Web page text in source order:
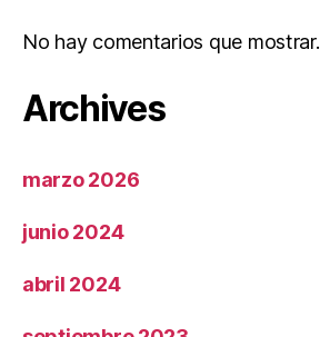
No hay comentarios que mostrar.
Archives
marzo 2026
junio 2024
abril 2024